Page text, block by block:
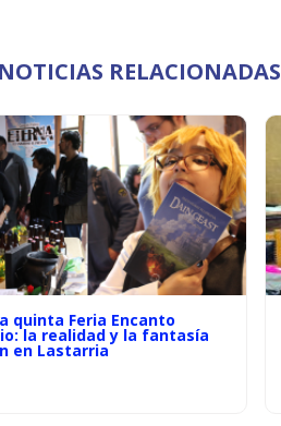
NOTICIAS RELACIONADAS
quinta Feria Encanto
la realidad y la fantasía
en Lastarria